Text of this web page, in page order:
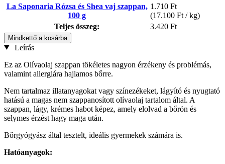
La Saponaria Rózsa és Shea vaj szappan,
100 g
1.710 Ft
(17.100 Ft / kg)
Teljes összeg:
3.420 Ft
Mindkettő a kosárba
Leírás
Ez az Olívaolaj szappan tökéletes nagyon érzékeny és problémás,
valamint allergiára hajlamos bőrre.
Nem tartalmaz illatanyagokat vagy színezékeket, lágyító és nyugtató
hatású a magas nem szappanosított olívaolaj tartalom által. A
szappan, lágy, krémes habot képez, amely elolvad a bőrön és
selymes érzést hagy maga után.
Bőrgyógyász által tesztelt, ideális gyermekek számára is.
Hatóanyagok: